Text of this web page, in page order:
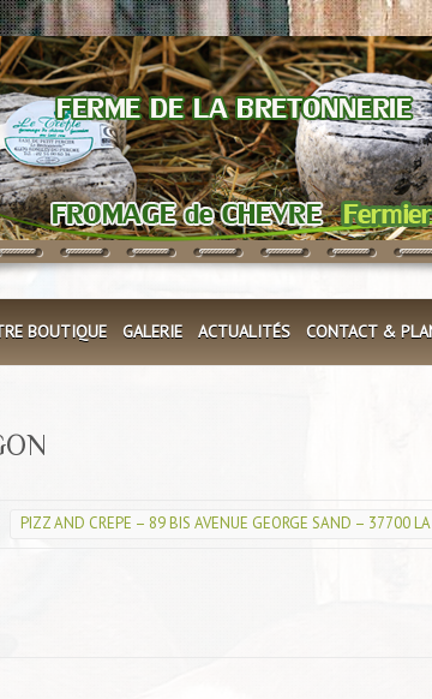
BOUTIQUE GALERIE ACTUALITÉS CONTACT &
PIZZ AND CREPE – 89 BIS AVENUE GEORGE SAND – 37700